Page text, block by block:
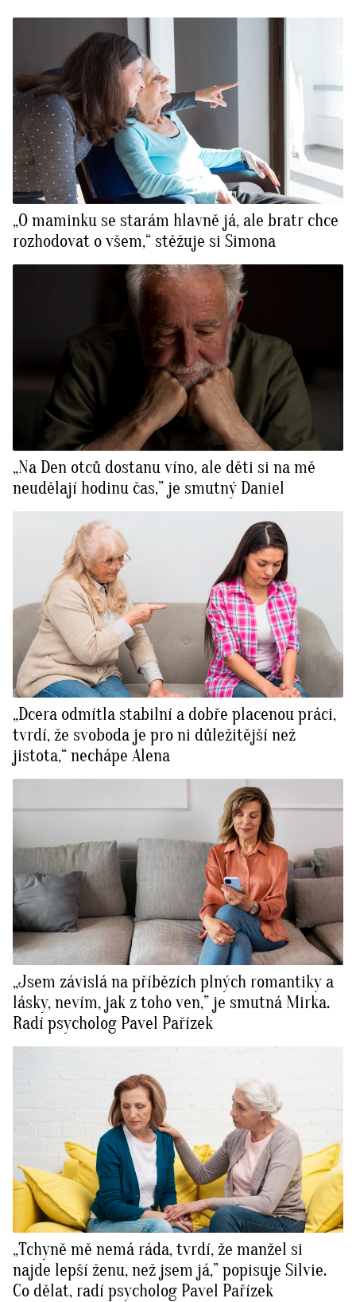
„O maminku se starám hlavně já, ale bratr chce
rozhodovat o všem,“ stěžuje si Simona
„Na Den otců dostanu víno, ale děti si na mě
neudělají hodinu čas,” je smutný Daniel
„Dcera odmítla stabilní a dobře placenou práci,
tvrdí, že svoboda je pro ni důležitější než
jistota,“ nechápe Alena
„Jsem závislá na příbězích plných romantiky a
lásky, nevím, jak z toho ven,” je smutná Mirka.
Radí psycholog Pavel Pařízek
„Tchyně mě nemá ráda, tvrdí, že manžel si
najde lepší ženu, než jsem já,” popisuje Silvie.
Co dělat, radí psycholog Pavel Pařízek